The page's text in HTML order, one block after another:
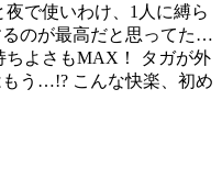
で使いわけ、1人に縛ら
のが最高だと思ってた…
よさもMAX！ タガが外
う…!? こんな快楽、初め